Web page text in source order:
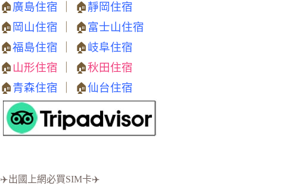
🏠廣島住宿 ｜ 🏠靜岡住宿
🏠 岡山住宿 ｜ 🏠富士山住宿
🏠福島住宿 ｜ 🏠岐阜住宿
🏠 山形住宿 ｜ 🏠秋田住宿
🏠青森住宿 ｜ 🏠仙台住宿
✈️出國上網必買SIM卡✈️